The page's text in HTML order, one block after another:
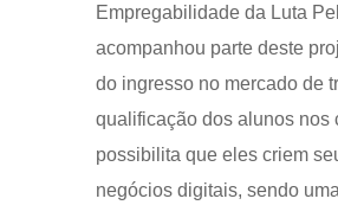
Empregabilidade da Luta
acompanhou parte deste
do ingresso no mercado de
qualificação dos alunos nos
possibilita que eles criem
negócios digitais, sendo uma